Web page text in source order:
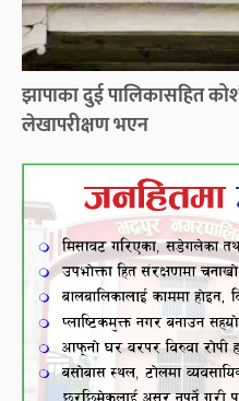
झापाका दुई पालिकासहित
लेखापरीक्षण भएन